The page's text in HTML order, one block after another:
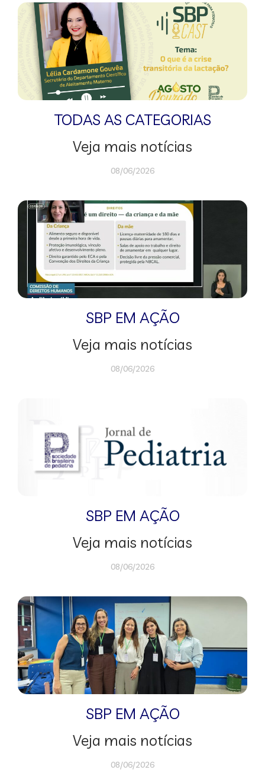
TODAS AS CATEGORIAS
Veja mais notícias
08/06/2026
SBP EM AÇÃO
Veja mais notícias
08/06/2026
SBP EM AÇÃO
Veja mais notícias
08/06/2026
SBP EM AÇÃO
Veja mais notícias
08/06/2026